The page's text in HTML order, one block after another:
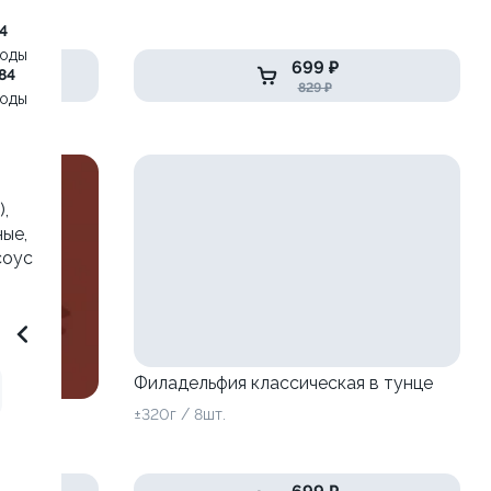
699 ₽
829 ₽
Филадельфия классическая в тунце
±320г / 8шт.